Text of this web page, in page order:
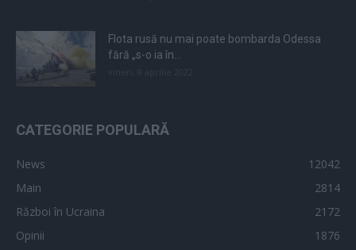
Flota rusă nu mai poate bombarda Odessa
fără „s-o ia în...
CATEGORIE POPULARĂ
News
12042
Main
2814
Război în Ucraina
2172
Opinii
1876